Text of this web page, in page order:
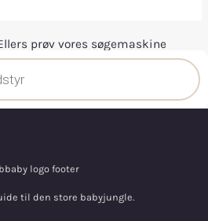
prøv vores søgemaskine
til den store babyjungle.